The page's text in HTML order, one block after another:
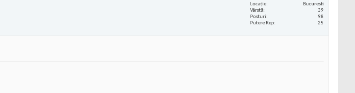
Locaţie
Bucuresti
Vârstă
39
Posturi
98
Putere Rep
25